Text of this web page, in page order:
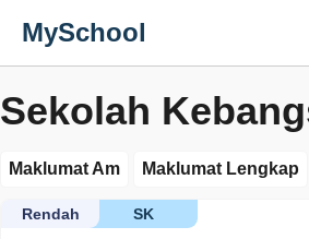
MySchool
Sekolah
Maklumat Am Maklumat Lengkap
SK
Rendah